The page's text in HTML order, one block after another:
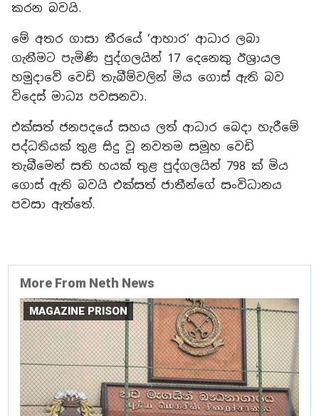
කරන බවයි.
මේ අතර ගාසා තීරයේ ‘ආහාර’ ආධාර ලබා
ගැනීමට පැමිණි පුද්ගලයින් 17 දෙනෙකු ඊශ්‍රායල
හමුදාවේ වෙඩි තැබීම්වලින් මිය ගොස් ඇති බව
විදෙස් මාධ්‍ය පවසනවා.
එක්සත් ජනපදයේ සහය ලත් ආධාර බෙදා හැරීමේ
පද්ධතියක් තුළ සිදු වූ නවතම සමූහ වෙඩි
තැබීමෙන් සති හයක් තුළ පුද්ගලයින් 798 ක් මිය
ගොස් ඇති බවයි එක්සත් ජාතීන්ගේ සංවිධානය
පවසා ඇත්තේ.
More From Neth News
MAGAZINE PRISON